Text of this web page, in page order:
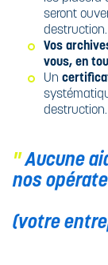
seront
destruction.
Vos
vous, en
Un
destruction.
Aucune
nos
(votre
NORME DIN
66399 ET ISO
21964